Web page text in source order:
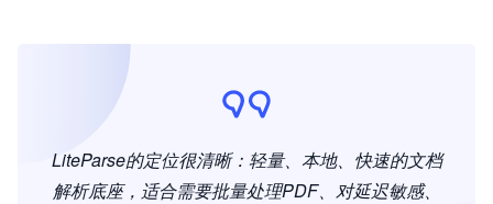
LiteParse的定位很清晰：轻量、本地、快速的文档
解析底座，适合需要批量处理PDF、对延迟敏感、